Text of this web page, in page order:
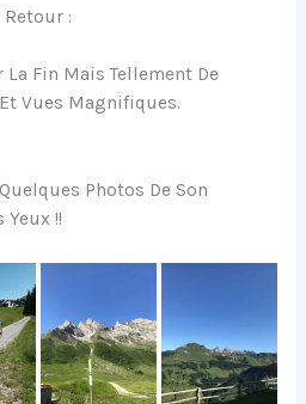
Retour :
La Fin Mais Tellement De
Vues Magnifiques.
Photos De Son
!!